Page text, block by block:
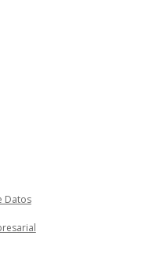
Datos